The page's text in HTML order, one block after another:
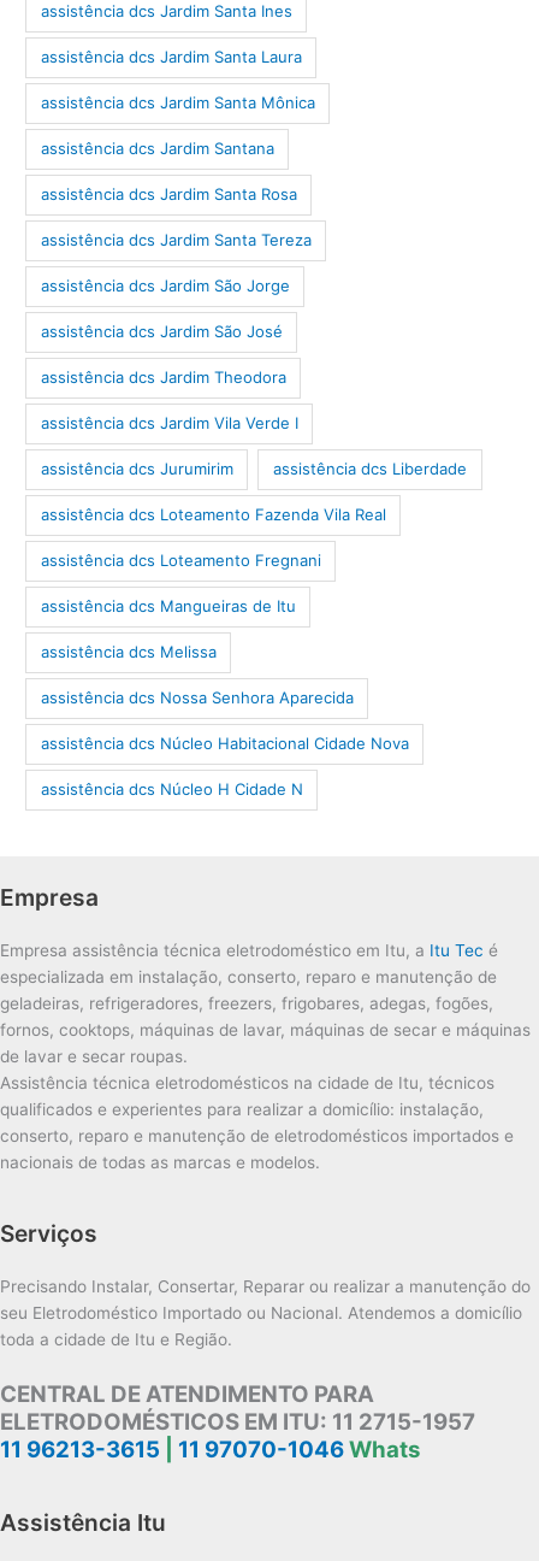
assistência dcs Jardim Santa Ines
assistência dcs Jardim Santa Laura
assistência dcs Jardim Santa Mônica
assistência dcs Jardim Santana
assistência dcs Jardim Santa Rosa
assistência dcs Jardim Santa Tereza
assistência dcs Jardim São Jorge
assistência dcs Jardim São José
assistência dcs Jardim Theodora
assistência dcs Jardim Vila Verde I
assistência dcs Jurumirim assistência dcs Liberdade
assistência dcs Loteamento Fazenda Vila Real
assistência dcs Loteamento Fregnani
assistência dcs Mangueiras de Itu
assistência dcs Melissa
assistência dcs Nossa Senhora Aparecida
assistência dcs Núcleo Habitacional Cidade Nova
assistência dcs Núcleo H Cidade N
Empresa
Empresa assistência técnica eletrodoméstico em Itu, a Itu Tec é
especializada em instalação, conserto, reparo e manutenção de
geladeiras, refrigeradores, freezers, frigobares, adegas, fogões,
fornos, cooktops, máquinas de lavar, máquinas de secar e máquinas
de lavar e secar roupas.
Assistência técnica eletrodomésticos na cidade de Itu, técnicos
qualificados e experientes para realizar a domicílio: instalação,
conserto, reparo e manutenção de eletrodomésticos importados e
nacionais de todas as marcas e modelos.
Serviços
Precisando Instalar, Consertar, Reparar ou realizar a manutenção do
seu Eletrodoméstico Importado ou Nacional. Atendemos a domicílio
toda a cidade de Itu e Região.
CENTRAL DE ATENDIMENTO PARA
ELETRODOMÉSTICOS EM ITU: 11 2715-1957
11 96213-3615
11 97070-1046Whats
Assistência Itu